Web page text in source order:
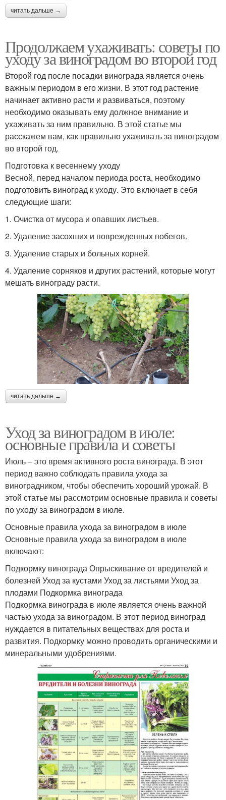
читать дальше →
Продолжаем ухаживать: советы по
уходу за виноградом во второй год
Второй год после посадки винограда является очень
важным периодом в его жизни. В этот год растение
начинает активно расти и развиваться, поэтому
необходимо оказывать ему должное внимание и
ухаживать за ним правильно. В этой статье мы
расскажем вам, как правильно ухаживать за виноградом
во второй год.
Подготовка к весеннему уходу
Весной, перед началом периода роста, необходимо
подготовить виноград к уходу. Это включает в себя
следующие шаги:
1. Очистка от мусора и опавших листьев.
2. Удаление засохших и поврежденных побегов.
3. Удаление старых и больных корней.
4. Удаление сорняков и других растений, которые могут
мешать винограду расти.
читать дальше →
Уход за виноградом в июле:
основные правила и советы
Июль – это время активного роста винограда. В этот
период важно соблюдать правила ухода за
виноградником, чтобы обеспечить хороший урожай. В
этой статье мы рассмотрим основные правила и советы
по уходу за виноградом в июле.
Основные правила ухода за виноградом в июле
Основные правила ухода за виноградом в июле
включают:
Подкормку винограда Опрыскивание от вредителей и
болезней Уход за кустами Уход за листьями Уход за
плодами Подкормка винограда
Подкормка винограда в июле является очень важной
частью ухода за виноградом. В этот период виноград
нуждается в питательных веществах для роста и
развития. Подкормку можно проводить органическими и
минеральными удобрениями.